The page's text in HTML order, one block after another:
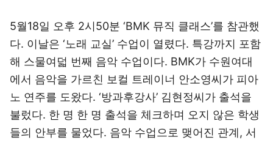
5월18일 오후 2시50분 ‘BMK 뮤직 클래스’를 참관했
다. 이날은 ‘노래 교실’ 수업이 열렸다. 특강까지 포함
해 스물여덟 번째 음악 수업이다. BMK가 수원여대
에서 음악을 가르친 보컬 트레이너 안소영씨가 피아
노 연주를 도왔다. ‘방과후강사’ 김현정씨가 출석을
불렀다. 한 명 한 명 출석을 체크하며 오지 않은 학생
들의 안부를 물었다. 음악 수업으로 맺어진 관계, 서